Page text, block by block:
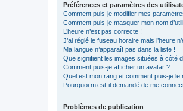
Préférences et paramètres des
Comment puis-je modifier mes
Comment puis-je masquer mon nom
L’heure n’est pas correcte !
J’ai réglé le fuseau horaire mais l’heure
Ma langue n’apparaît pas dans la liste !
Que signifient les images situées à côté
Comment puis-je afficher un avatar ?
Quel est mon rang et comment puis-je le
Pourquoi m’est-il demandé de me
Problèmes de publication